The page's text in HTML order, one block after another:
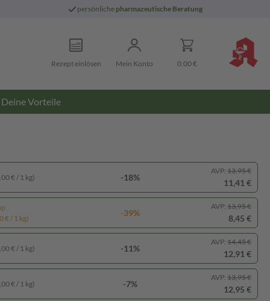
persönliche pharmazeutische Beratung
Rezept einlösen Mein Konto 0,00 €
Deine Vorteile
€ / 1 kg) -18%
AVP: 13,95 €
11,41 €
€ / 1 kg)
-39%
AVP: 13,95 €
8,45 €
€ / 1 kg) -11%
AVP: 14,45 €
12,91 €
€ / 1 kg) -7%
AVP: 13,95 €
12,95 €